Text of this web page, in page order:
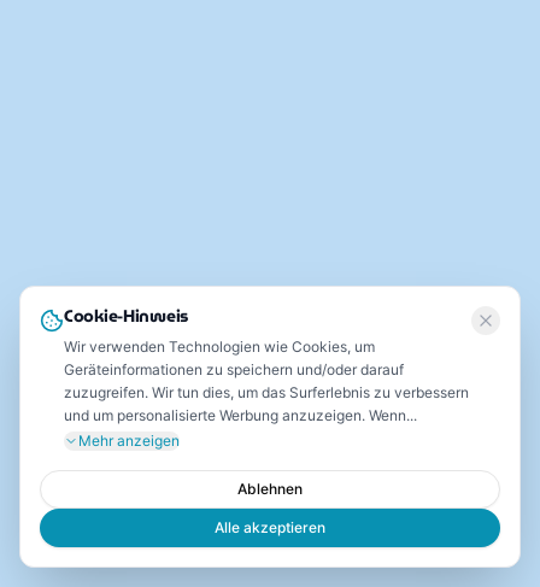
Cookie-Hinweis
Wir verwenden Technologien wie Cookies, um
Geräteinformationen zu speichern und/oder darauf
zuzugreifen. Wir tun dies, um das Surferlebnis zu verbessern
und um personalisierte Werbung anzuzeigen. Wenn...
Mehr anzeigen
Ablehnen
Alle akzeptieren